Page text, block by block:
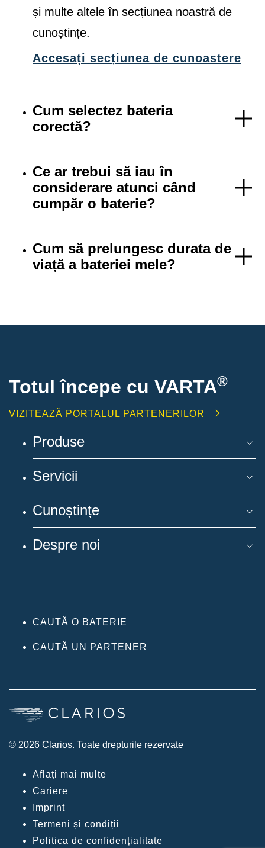
și multe altele în secțiunea noastră de
cunoștințe.
Accesați secțiunea de cunoastere
Cum selectez bateria
corectă?
Ce ar trebui să iau în
considerare atunci când
cumpăr o baterie?
Cum să prelungesc durata de
viață a bateriei mele?
Totul începe cu VARTA®
VIZITEAZĂ PORTALUL PARTENERILOR
Produse
Servicii
Cunoștințe
Despre noi
CAUTĂ O BATERIE
CAUTĂ UN PARTENER
© 2026 Clarios. Toate drepturile rezervate
Aflați mai multe
Cariere
Imprint
Termeni și condiții
Politica de confidențialitate